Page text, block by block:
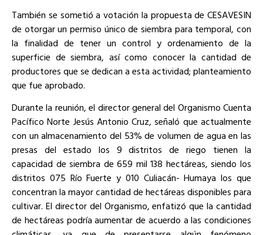
También se sometió a votación la propuesta de CESAVESIN
de otorgar un permiso único de siembra para temporal, con
la finalidad de tener un control y ordenamiento de la
superficie de siembra, así como conocer la cantidad de
productores que se dedican a esta actividad; planteamiento
que fue aprobado.
Durante la reunión, el director general del Organismo Cuenta
Pacífico Norte Jesús Antonio Cruz, señaló que actualmente
con un almacenamiento del 53% de volumen de agua en las
presas del estado los 9 distritos de riego tienen la
capacidad de siembra de 659 mil 138 hectáreas, siendo los
distritos 075 Río Fuerte y 010 Culiacán- Humaya los que
concentran la mayor cantidad de hectáreas disponibles para
cultivar. El director del Organismo, enfatizó que la cantidad
de hectáreas podría aumentar de acuerdo a las condiciones